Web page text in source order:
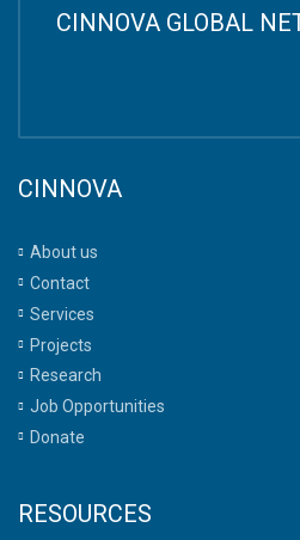
CINNOVA GLOBAL
CINNOVA
About us
Contact
Services
Projects
Research
Job Opportunities
Donate
RESOURCES